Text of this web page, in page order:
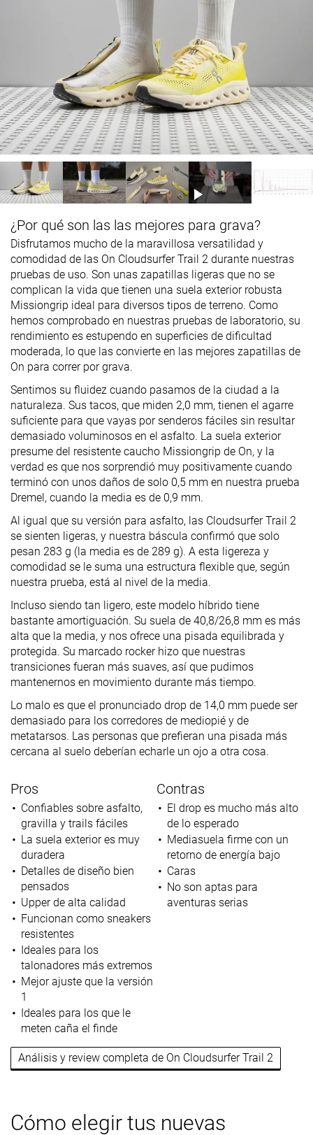
¿Por qué son las las mejores para grava?
Disfrutamos mucho de la maravillosa versatilidad y
comodidad de las On Cloudsurfer Trail 2 durante nuestras
pruebas de uso. Son unas zapatillas ligeras que no se
complican la vida que tienen una suela exterior robusta
Missiongrip ideal para diversos tipos de terreno. Como
hemos comprobado en nuestras pruebas de laboratorio, su
rendimiento es estupendo en superficies de dificultad
moderada, lo que las convierte en las mejores zapatillas de
On para correr por grava.
Sentimos su fluidez cuando pasamos de la ciudad a la
naturaleza. Sus tacos, que miden 2,0 mm, tienen el agarre
suficiente para que vayas por senderos fáciles sin resultar
demasiado voluminosos en el asfalto. La suela exterior
presume del resistente caucho Missiongrip de On, y la
verdad es que nos sorprendió muy positivamente cuando
terminó con unos daños de solo 0,5 mm en nuestra prueba
Dremel, cuando la media es de 0,9 mm.
Al igual que su versión para asfalto, las Cloudsurfer Trail 2
se sienten ligeras, y nuestra báscula confirmó que solo
pesan 283 g (la media es de 289 g). A esta ligereza y
comodidad se le suma una estructura flexible que, según
nuestra prueba, está al nivel de la media.
Incluso siendo tan ligero, este modelo híbrido tiene
bastante amortiguación. Su suela de 40,8/26,8 mm es más
alta que la media, y nos ofrece una pisada equilibrada y
protegida. Su marcado rocker hizo que nuestras
transiciones fueran más suaves, así que pudimos
mantenernos en movimiento durante más tiempo.
Lo malo es que el pronunciado drop de 14,0 mm puede ser
demasiado para los corredores de mediopié y de
metatarsos. Las personas que prefieran una pisada más
cercana al suelo deberían echarle un ojo a otra cosa.
Pros
Confiables sobre asfalto,
gravilla y trails fáciles
La suela exterior es muy
duradera
Detalles de diseño bien
pensados
Upper de alta calidad
Funcionan como sneakers
resistentes
Ideales para los
talonadores más extremos
Mejor ajuste que la versión
1
Ideales para los que le
meten caña el finde
Contras
El drop es mucho más alto
de lo esperado
Mediasuela firme con un
retorno de energía bajo
Caras
No son aptas para
aventuras serias
Análisis y review completa de On Cloudsurfer Trail 2
Cómo elegir tus nuevas